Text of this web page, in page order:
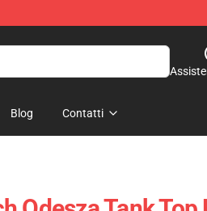
Blog Contatti